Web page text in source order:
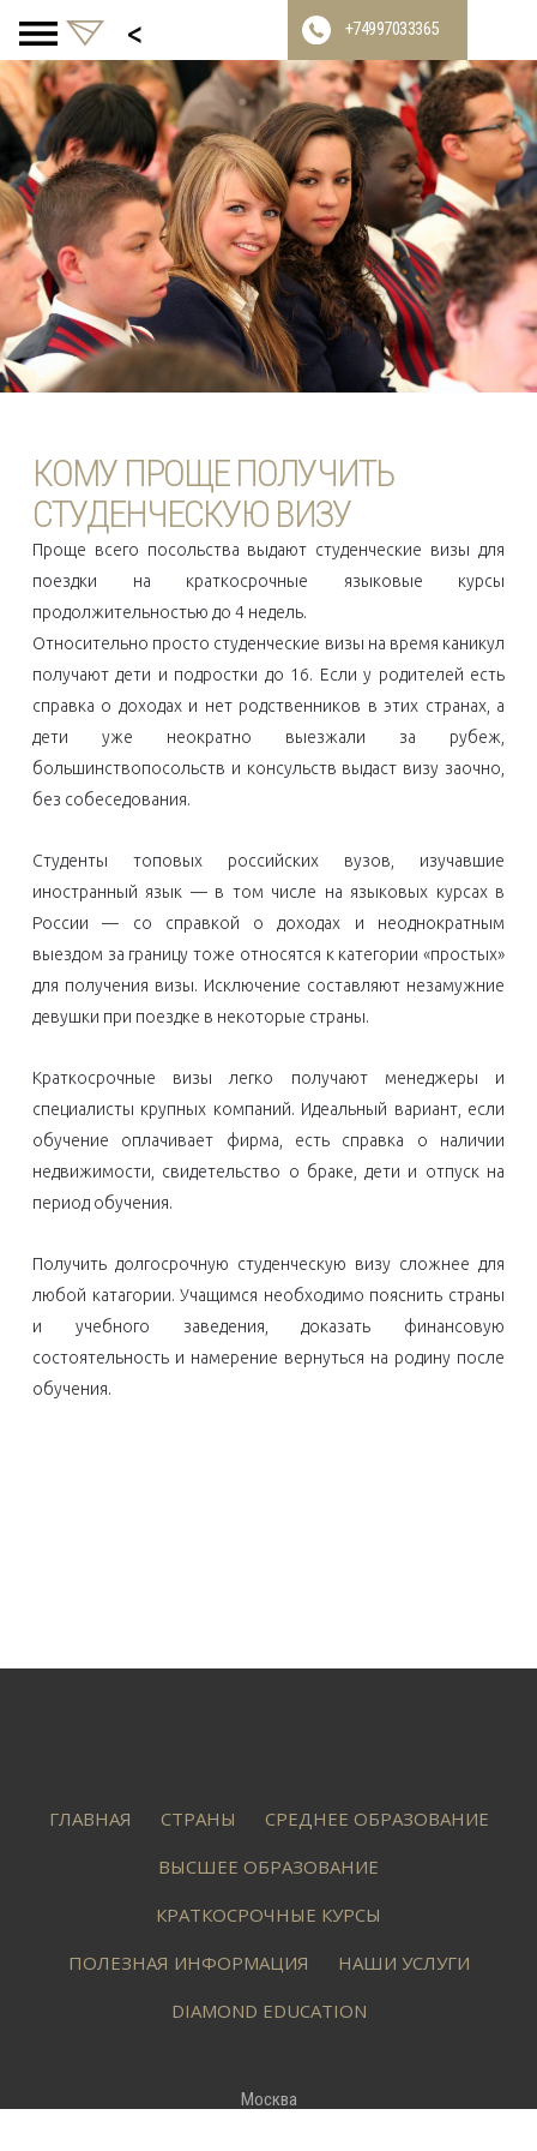
< +74997033365
КОМУ ПРОЩЕ ПОЛУЧИТЬ
СТУДЕНЧЕСКУЮ ВИЗУ
Проще всего посольства выдают студенческие визы для
поездки на краткосрочные языковые курсы
продолжительностью до 4 недель.
Относительно просто студенческие визы на время каникул
получают дети и подростки до 16. Если у родителей есть
справка о доходах и нет родственников в этих странах, а
дети уже неократно выезжали за рубеж,
большинствопосольств и консульств выдаст визу заочно,
без собеседования.
Студенты топовых российских вузов, изучавшие
иностранный язык — в том числе на языковых курсах в
России — со справкой о доходах и неоднократным
выездом за границу тоже относятся к категории «простых»
для получения визы. Исключение составляют незамужние
девушки при поездке в некоторые страны.
Краткосрочные визы легко получают менеджеры и
специалисты крупных компаний. Идеальный вариант, если
обучение оплачивает фирма, есть справка о наличии
недвижимости, свидетельство о браке, дети и отпуск на
период обучения.
Получить долгосрочную студенческую визу сложнее для
любой катагории. Учащимся необходимо пояснить страны
и учебного заведения, доказать финансовую
состоятельность и намерение вернуться на родину после
обучения.
ГЛАВНАЯ СТРАНЫ
СРЕДНЕЕ ОБРАЗОВАНИЕ
ВЫСШЕЕ ОБРАЗОВАНИЕ
КРАТКОСРОЧНЫЕ КУРСЫ
ПОЛЕЗНАЯ ИНФОРМАЦИЯ
НАШИ УСЛУГИ
DIAMOND EDUCATION
Москва